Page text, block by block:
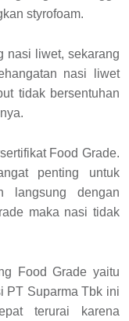
styrofoam.
nasi liwet, sekarang
nasi liwet
tidak bersentuhan
Food Grade.
penting untuk
langsung dengan
maka nasi tidak
Food Grade yaitu
PT Suparma Tbk ini
terurai karena